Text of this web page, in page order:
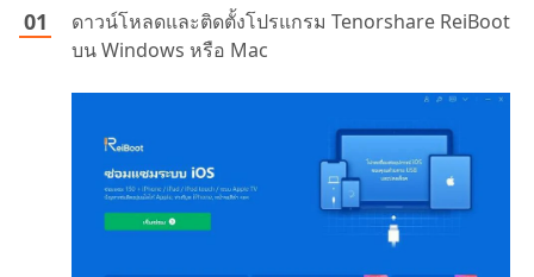
ดาวน์โหลดและติดตั้งโปรแกรม Tenorshare ReiBoot
บน Windows หรือ Mac